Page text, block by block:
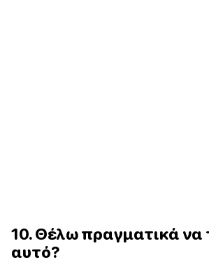
10. Θέλω πραγματικά να
αυτό?